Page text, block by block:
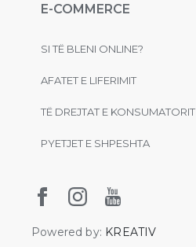
E-COMMERCE
SI TË BLENI ONLINE?
AFATET E LIFERIMIT
TË DREJTAT E KONSUMATORIT
PYETJET E SHPESHTA
Powered by: KREATIV